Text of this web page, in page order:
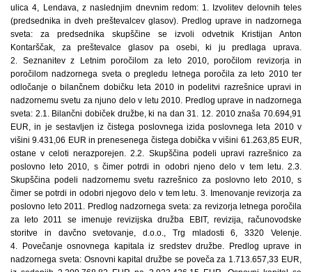
ulica 4, Lendava, z naslednjim dnevnim redom: 1. Izvolitev delovnih teles
(predsednika in dveh preštevalcev glasov). Predlog uprave in nadzornega
sveta: za predsednika skupščine se izvoli odvetnik Kristijan Anton
Kontarščak, za preštevalce glasov pa osebi, ki ju predlaga uprava.
2. Seznanitev z Letnim poročilom za leto 2010, poročilom revizorja in
poročilom nadzornega sveta o pregledu letnega poročila za leto 2010 ter
odločanje o bilančnem dobičku leta 2010 in podelitvi razrešnice upravi in
nadzornemu svetu za njuno delo v letu 2010. Predlog uprave in nadzornega
sveta: 2.1. Bilančni dobiček družbe, ki na dan 31. 12. 2010 znaša 70.694,91
EUR, in je sestavljen iz čistega poslovnega izida poslovnega leta 2010 v
višini 9.431,06 EUR in prenesenega čistega dobička v višini 61.263,85 EUR,
ostane v celoti nerazporejen. 2.2. Skupščina podeli upravi razrešnico za
poslovno leto 2010, s čimer potrdi in odobri njeno delo v tem letu. 2.3.
Skupščina podeli nadzornemu svetu razrešnico za poslovno leto 2010, s
čimer se potrdi in odobri njegovo delo v tem letu. 3. Imenovanje revizorja za
poslovno leto 2011. Predlog nadzornega sveta: za revizorja letnega poročila
za leto 2011 se imenuje revizijska družba EBIT, revizija, računovodske
storitve in davčno svetovanje, d.o.o., Trg mladosti 6, 3320 Velenje.
4. Povečanje osnovnega kapitala iz sredstev družbe. Predlog uprave in
nadzornega sveta: Osnovni kapital družbe se poveča za 1.713.657,33 EUR,